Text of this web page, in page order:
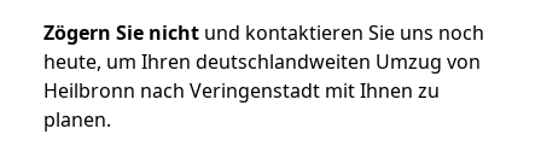
Zögern Sie nicht und kontaktieren Sie uns noch
heute, um Ihren deutschlandweiten Umzug von
Heilbronn nach Veringenstadt mit Ihnen zu
planen.